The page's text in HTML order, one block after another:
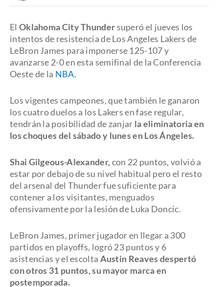
El Oklahoma City Thundersuperó el jueves los
intentos de resistencia de Los Angeles Lakers de
LeBron James para imponerse 125-107 y
avanzarse 2-0 en esta semifinal de la Conferencia
Oeste de la NBA.
Los vigentes campeones, que también le ganaron
los cuatro duelos a los Lakers en fase regular,
tendrán la posibilidad de zanjar la eliminatoria en
los choques del sábado y lunes en Los Ángeles.
Shai Gilgeous-Alexander,con 22 puntos, volvió a
estar por debajo de su nivel habitual pero el resto
del arsenal del Thunder fue suficiente para
contener a los visitantes, menguados
ofensivamente por la lesión de Luka Doncic.
LeBron James, primer jugador en llegar a 300
partidos en playoffs, logró 23 puntos y 6
asistencias y el escolta Austin Reaves despertó
con otros 31 puntos, su mayor marca en
postemporada.